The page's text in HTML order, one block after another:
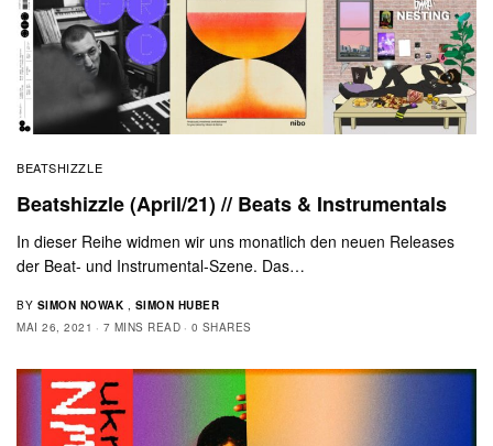
BEATSHIZZLE
Beatshizzle (April/21) // Beats & Instrumentals
In dieser Reihe widmen wir uns monatlich den neuen Releases
der Beat- und Instrumental-Szene. Das…
BY SIMON NOWAK , SIMON HUBER
MAI 26, 2021
7 MINS READ 0 SHARES